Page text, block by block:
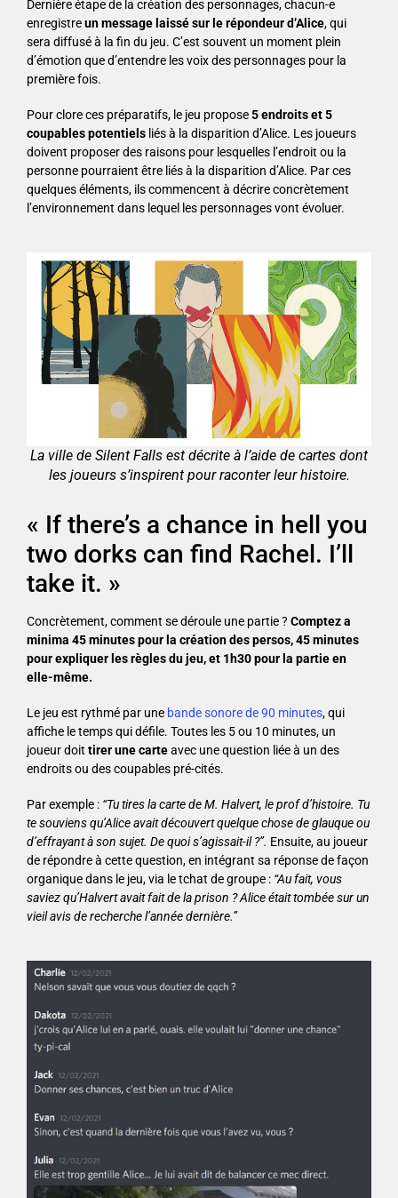
Dernière étape de la création des personnages, chacun-e
enregistreun message laissé sur le répondeur d’Alice, qui
sera diffusé à la fin du jeu. C’est souvent un moment plein
d’émotion que d’entendre les voix des personnages pour la
première fois.
Pour clore ces préparatifs, le jeu propose5 endroits et 5
coupables potentiels liés à la disparition d’Alice. Les joueurs
doivent proposer des raisons pour lesquelles l’endroit ou la
personne pourraient être liés à la disparition d’Alice. Par ces
quelques éléments, ils commencent à décrire concrètement
l’environnement dans lequel les personnages vont évoluer.
La ville de Silent Falls est décrite à l’aide de cartes dont
les joueurs s’inspirent pour raconter leur histoire.
« If there’s a chance in hell you
two dorks can find Rachel. I’ll
take it. »
Concrètement, comment se déroule une partie ? Comptez a
minima 45 minutes pour la création des persos, 45 minutes
pour expliquer les règles du jeu, et 1h30 pour la partie en
elle-même.
Le jeu est rythmé par une bande sonore de 90 minutes, qui
affiche le temps qui défile. Toutes les 5 ou 10 minutes, un
joueur doit tirer une carteavec une question liée à un des
endroits ou des coupables pré-cités.
Par exemple : “Tu tires la carte de M. Halvert, le prof d’histoire. Tu
te souviens qu’Alice avait découvert quelque chose de glauque ou
d’effrayant à son sujet. De quoi s’agissait-il ?”. Ensuite, au joueur
de répondre à cette question, en intégrant sa réponse de façon
organique dans le jeu, via le tchat de groupe : “Au fait, vous
saviez qu’Halvert avait fait de la prison ? Alice était tombée sur un
vieil avis de recherche l’année dernière.”